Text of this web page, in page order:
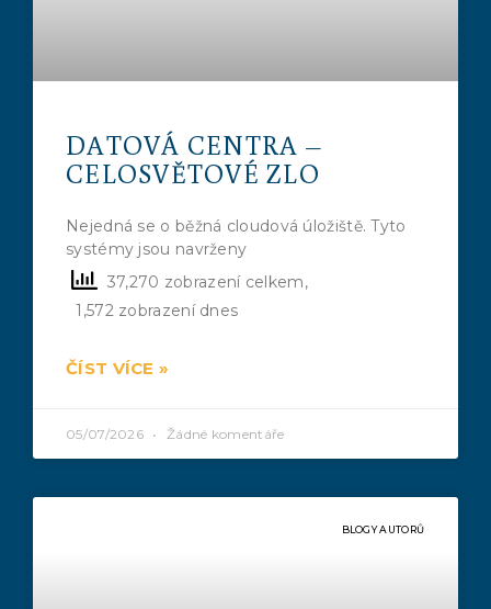
DATOVÁ CENTRA –
CELOSVĚTOVÉ ZLO
Nejedná se o běžná cloudová úložiště. Tyto
systémy jsou navrženy
37,270 zobrazení celkem,
1,572 zobrazení dnes
ČÍST VÍCE »
05/07/2026 Žádné komentáře
BLOGY AUTORŮ